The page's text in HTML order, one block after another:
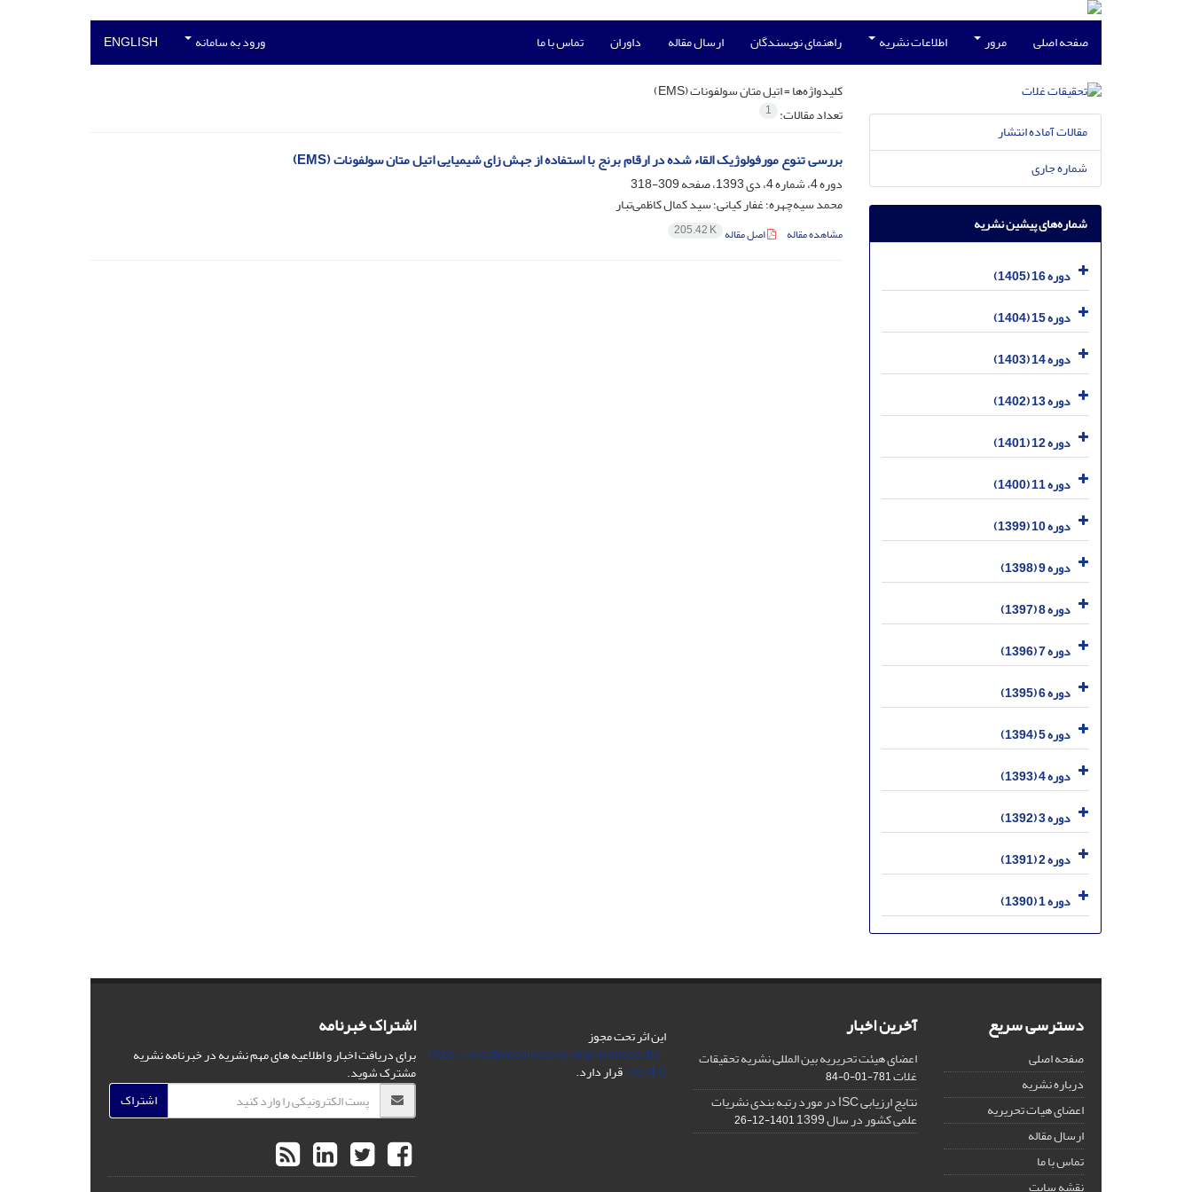
صفحه اصلی مرور اطلاعات نشریه راهنمای نویسندگان ارسال مقاله داوران تماس با ما ورود به سامانه ENGLISH
کلیدواژه‌ها =اتیل متان سولفونات (EMS)
تعداد مقالات: 1
بررسی تنوع مورفولوژیک القاء شده در ارقام برنج با استفاده از جهش زای شیمیایی اتیل متان سولفونات (EMS)
دوره 4، شماره 4، دی 1393، صفحه
309-318
محمد سیه‌چهره؛ غفار کیانی؛ سید کمال کاظمی‌تبار
مشاهده مقاله اصل مقاله 205.42 K
مقالات آماده انتشار
شماره جاری
شماره‌های پیشین نشریه
دوره 16 (1405)
دوره 15 (1404)
دوره 14 (1403)
دوره 13 (1402)
دوره 12 (1401)
دوره 11 (1400)
دوره 10 (1399)
دوره 9 (1398)
دوره 8 (1397)
دوره 7 (1396)
دوره 6 (1395)
دوره 5 (1394)
دوره 4 (1393)
دوره 3 (1392)
دوره 2 (1391)
دوره 1 (1390)
دسترسی سریع
صفحه اصلی
درباره نشریه
اعضای هیات تحریریه
ارسال مقاله
تماس با ما
نقشه سایت
آخرین اخبار
اعضای هیئت تحریریه بین المللی نشریه تحقیقات
غلات781-01-0-84
نتایج ارزیابی ISC در مورد رتبه بندی نشریات
علمی کشور در سال 1399 1401-12-26
این اثر تحت مجوز
https://creativecommons.org/licenses/by-
nc/4.0/ قرار دارد.
اشتراک خبرنامه
برای دریافت اخبار و اطلاعیه های مهم نشریه در خبرنامه نشریه
مشترک شوید.
اشتراک